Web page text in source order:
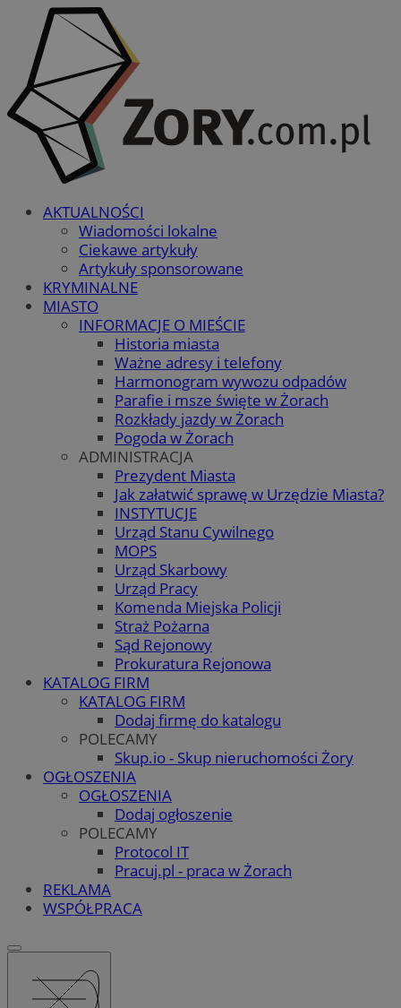
AKTUALNOŚCI
Wiadomości lokalne
Ciekawe artykuły
Artykuły sponsorowane
KRYMINALNE
MIASTO
INFORMACJE O MIEŚCIE
Historia miasta
Ważne adresy i telefony
Harmonogram wywozu odpadów
Parafie i msze święte w Żorach
Rozkłady jazdy w Żorach
Pogoda w Żorach
ADMINISTRACJA
Prezydent Miasta
Jak załatwić sprawę w Urzędzie Miasta?
INSTYTUCJE
Urząd Stanu Cywilnego
MOPS
Urząd Skarbowy
Urząd Pracy
Komenda Miejska Policji
Straż Pożarna
Sąd Rejonowy
Prokuratura Rejonowa
KATALOG FIRM
KATALOG FIRM
Dodaj firmę do katalogu
POLECAMY
Skup.io - Skup nieruchomości Żory
OGŁOSZENIA
OGŁOSZENIA
Dodaj ogłoszenie
POLECAMY
Protocol IT
Pracuj.pl - praca w Żorach
REKLAMA
WSPÓŁPRACA